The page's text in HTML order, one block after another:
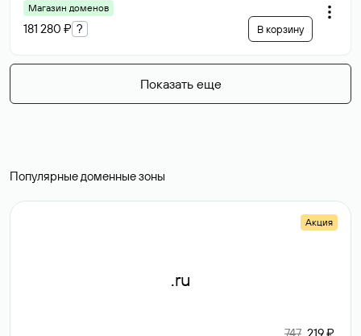
Магазин доменов
181 280 ₽ ? В корзину
Показать еще
Популярные доменные зоны
Акция
.ru